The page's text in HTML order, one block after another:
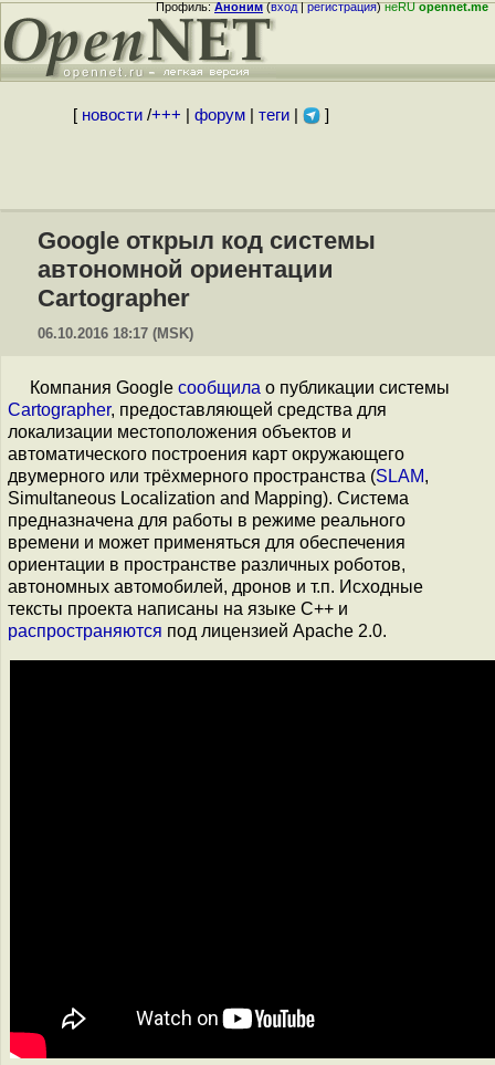
Профиль:Аноним(вход|регистрация)неRUopennet.me
[ новости/+++ форум| теги| ]
Google открыл код системы
автономной ориентации
Cartographer
06.10.2016 18:17 (MSK)
Компания Google сообщила о публикации системы
Cartographer, предоставляющей средства для
локализации местоположения объектов и
автоматического построения карт окружающего
двумерного или трёхмерного пространства (SLAM,
Simultaneous Localization and Mapping). Система
предназначена для работы в режиме реального
времени и может применяться для обеспечения
ориентации в пространстве различных роботов,
автономных автомобилей, дронов и т.п. Исходные
тексты проекта написаны на языке С++ и
распространяются под лицензией Apache 2.0.